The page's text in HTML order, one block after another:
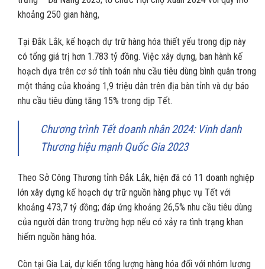
khoảng 250 gian hàng,
Tại Đắk Lắk, kế hoạch dự trữ hàng hóa thiết yếu trong dịp này
có tổng giá trị hơn 1.783 tỷ đồng. Việc xây dựng, ban hành kế
hoạch dựa trên cơ sở tính toán nhu cầu tiêu dùng bình quân trong
một tháng của khoảng 1,9 triệu dân trên địa bàn tỉnh và dự báo
nhu cầu tiêu dùng tăng 15% trong dịp Tết.
Chương trình Tết doanh nhân 2024: Vinh danh
Thương hiệu mạnh Quốc Gia 2023
Theo Sở Công Thương tỉnh Đắk Lắk, hiện đã có 11 doanh nghiệp
lớn xây dựng kế hoạch dự trữ nguồn hàng phục vụ Tết với
khoảng 473,7 tỷ đồng; đáp ứng khoảng 26,5% nhu cầu tiêu dùng
của người dân trong trường hợp nếu có xảy ra tình trạng khan
hiếm nguồn hàng hóa.
Còn tại Gia Lai, dự kiến tổng lượng hàng hóa đối với nhóm lương